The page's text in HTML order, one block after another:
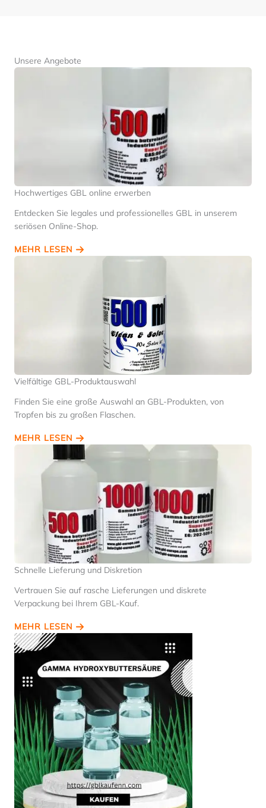
Unsere Angebote
Hochwertiges GBL online erwerben
Entdecken Sie legales und professionelles GBL in unserem
seriösen Online-Shop.
MEHR LESEN
Vielfältige GBL-Produktauswahl
Finden Sie eine große Auswahl an GBL-Produkten, von
Tropfen bis zu großen Flaschen.
MEHR LESEN
Schnelle Lieferung und Diskretion
Vertrauen Sie auf rasche Lieferungen und diskrete
Verpackung bei Ihrem GBL-Kauf.
MEHR LESEN